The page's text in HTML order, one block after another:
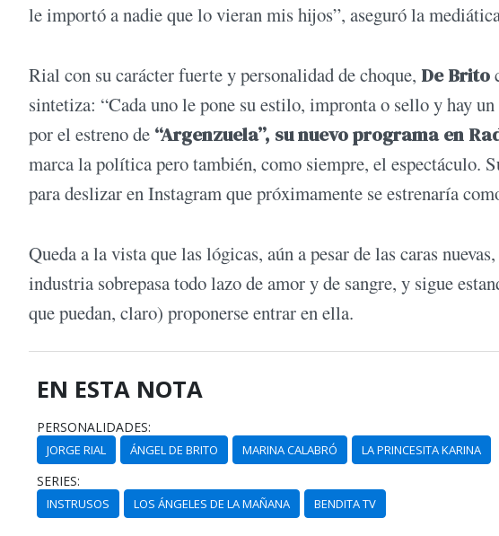
le importó a nadie que lo vieran mis hijos”, aseguró la
Rial con su carácter fuerte y personalidad de choque, De Brito
sintetiza: “Cada uno le pone su estilo, impronta o sello y hay
por el estreno de “Argenzuela”, su nuevo programa en
marca la política pero también, como siempre, el espectáculo.
para deslizar en Instagram que próximamente se estrenaría
Queda a la vista que las lógicas, aún a pesar de las caras
industria sobrepasa todo lazo de amor y de sangre, y sigue
que puedan, claro) proponerse entrar en ella.
EN ESTA NOTA
PERSONALIDADES:
JORGE RIAL ÁNGEL DE BRITO MARINA CALABRÓ LA PRINCESITA KARINA
SERIES:
INSTRUSOS LOS ÁNGELES DE LA MAÑANA BENDITA TV